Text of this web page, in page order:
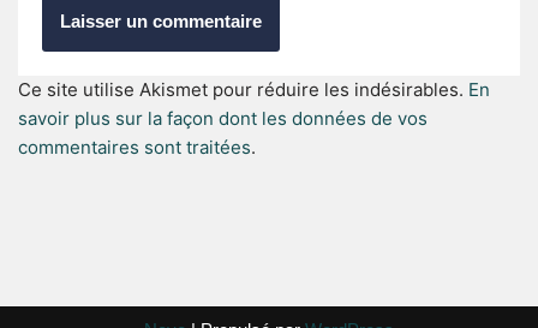
Ce site utilise Akismet pour réduire les indésirables. En
savoir plus sur la façon dont les données de vos
commentaires sont traitées.